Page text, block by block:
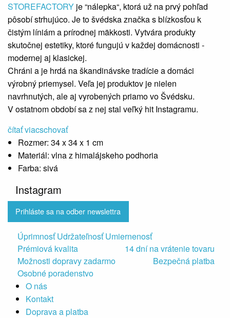
STOREFACTORY je “nálepka“, ktorá už na prvý pohľad
pôsobí strhujúco. Je to švédska značka s blízkosťou k
čistým líniám a prírodnej mäkkosti. Vytvára produkty
skutočnej estetiky, ktoré fungujú v každej domácnosti -
modernej aj klasickej.
Chráni a je hrdá na škandinávske tradície a domáci
výrobný priemysel. Veľa jej produktov je nielen
navrhnutých, ale aj vyrobených priamo vo Švédsku.
V ostatnom období sa z nej stal veľký hit Instagramu.
čítať viacschovať
Rozmer: 34 x 34 x 1 cm
Materiál: vlna z himalájskeho podhoria
Farba: sivá
Instagram
Prihláste sa na odber newslettra
Úprimnosť Udržateľnosť Umiernenosť
Prémiová kvalita
14 dní na vrátenie tovaru
Možnosti dopravy zadarmo
Bezpečná platba
Osobné poradenstvo
O nás
Kontakt
Doprava a platba